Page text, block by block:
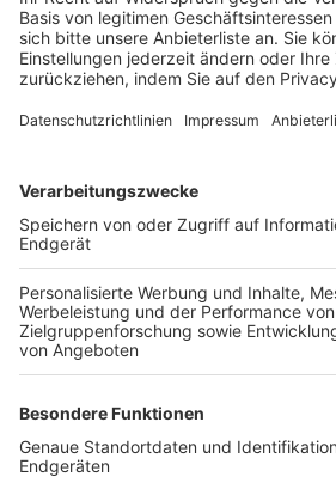
Login SpielPlus
FOLGE DEM BFV
TOP-VEREINE
TOP-PARTNER